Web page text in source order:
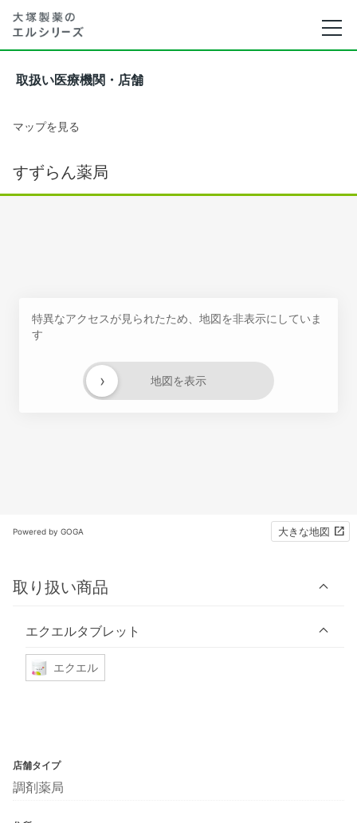
取扱い医療機関・店舗
マップを見る
すずらん薬局
特異なアクセスが見られたため、地図を非表示にしていま
す
地図を表示
›
Powered by GOGA 大きな地図
取り扱い商品
エクエルタブレット
エクエル
店舗タイプ
調剤薬局